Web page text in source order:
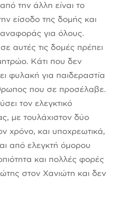
την άλλη είναι το
είσοδο της δομής και
για όλους.
αυτές τις δομές πρέπει
Κάτι που δεν
φυλακή για παιδεραστία
που σε προσέλαβε.
τον ελεγκτικό
με τουλάχιστον δύο
χρόνο, και υποχρεωτικά,
από ελεγκτή όμορου
και πολλές φορές
στον Χανιώτη και δεν